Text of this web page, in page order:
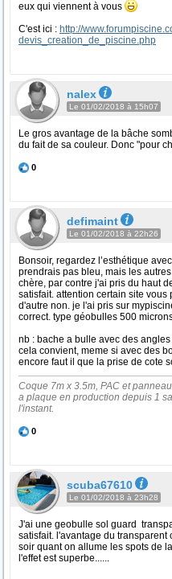
eux qui viennent à vous
C'est ici : http://
devis_creation_de_piscine.php
nalex
Le 01/02/2018 à 15h07
Le gros avantage de la bâche
du fait de sa couleur. Donc "pour
0
defimaint
Le 01/02/2018 à 22h26
Bonsoir, regardez l’esthétique
prendrais pas bleu, mais les
chère, par contre j'ai pris du haut
satisfait. attention certain site
d'autre non. je l'ai pris sur
correct. type géobulles 500
nb : bache a bulle avec des
cela convient, meme si avec des
encore faut il que la prise de cote
Coque 7m x 3.5m, PAC et
a plaque en production depuis 1
l'instant.
0
scuba67610
Le 01/02/2018 à 23h28
J'ai une geobulle sol guard
satisfait. l'avantage du transparent
soir quant on allume les spots de
l'effet est superbe......